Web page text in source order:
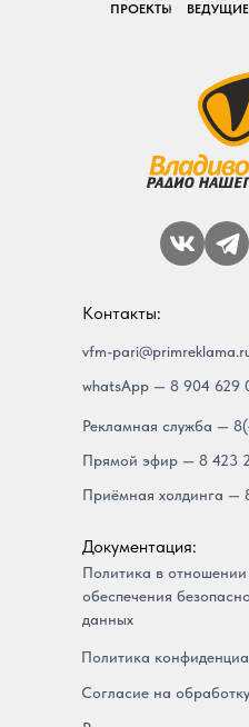
Контакты:
ВЕДУЩИЕ
ПРОЕКТЫ
Документация:
vfm-
whatsApp — 8 904 629
Рекламная служба —
Политика
Политика в
обеспечения
данных
Согласие на
Прямой эфир — 8 423
Приёмная холдинга —